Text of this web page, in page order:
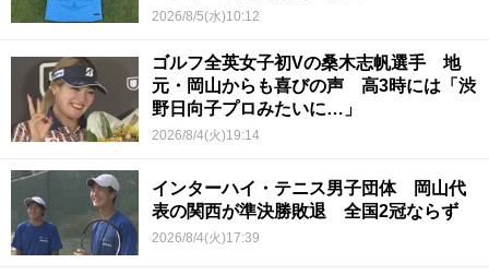
2026/8/5(水)10:12
ゴルフ全英女子初Vの桑木志帆選手 地
元・岡山からも喜びの声 高3時には「渋
野日向子プロみたいに…」
2026/8/4(火)19:14
インターハイ・テニス男子団体 岡山代
表の関西が準決勝敗退 全国2冠ならず
2026/8/4(火)17:39